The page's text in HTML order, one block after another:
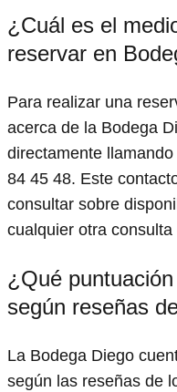
¿Cuál es el
reservar en
Para realizar una
acerca de la Bodega
directamente
84 45 48. Este
consultar sobre
cualquier otra consulta
¿Qué
según reseñas
La Bodega Diego
según las reseñas de